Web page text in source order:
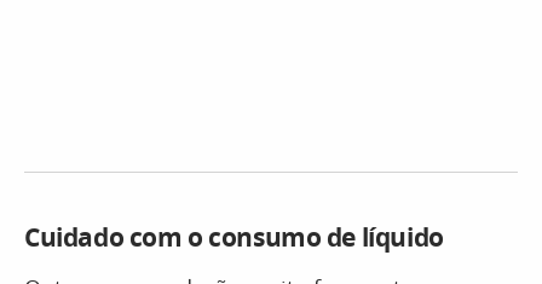
Cuidado com o consumo de líquido